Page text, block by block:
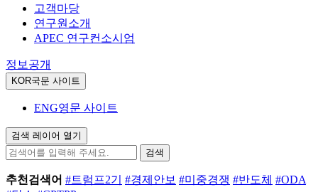
고객마당
연구원소개
APEC 연구컨소시엄
정보공개
KOR국문 사이트
ENG영문 사이트
검색 레이어 열기
검색
추천검색어 #트럼프2기 #경제안보 #미중경쟁 #반도체 #ODA